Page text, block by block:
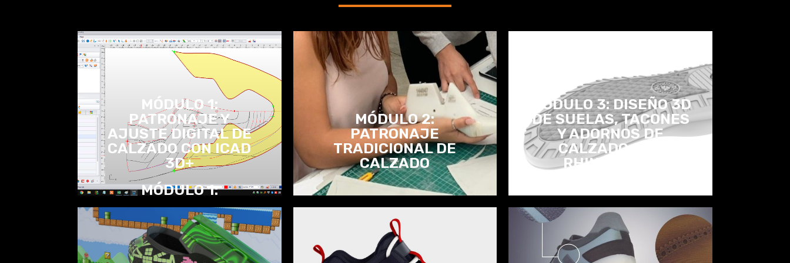
MÓDULO 1:
PATRONAJE Y
AJUSTE DIGITAL DE
CALZADO CON ICAD
3D+
MÓDULO 1:
PATRONAJE Y
AJUSTE DIGITAL DE
CALZADO CON ICAD
3D+
MÓDULO 2:
PATRONAJE
TRADICIONAL DE
CALZADO
MÓDULO 2:
PATRONAJE
TRADICIONAL DE
CALZADO
MÓDULO 3: DISEÑO 3D
DE SUELAS, TACONES
Y ADORNOS DE
CALZADO CON
RHINOCEROS
MÓDULO 3: DISEÑO 3D
DE SUELAS, TACONES
Y ADORNOS DE
CALZADO CON